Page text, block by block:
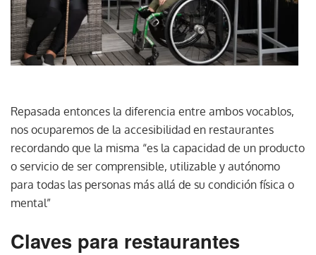
Repasada entonces la diferencia entre ambos vocablos,
nos ocuparemos de la accesibilidad en restaurantes
recordando que la misma “es la capacidad de un producto
o servicio de ser comprensible, utilizable y autónomo
para todas las personas más allá de su condición física o
mental”
Claves para restaurantes